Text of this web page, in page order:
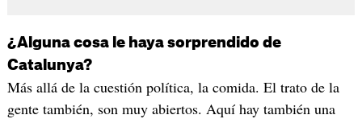
¿Alguna cosa le haya sorprendido de
Catalunya?
Más allá de la cuestión política, la comida. El trato de la
gente también, son muy abiertos. Aquí hay también una